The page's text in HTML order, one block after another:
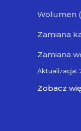
Wolumen
Zamiana
Zamiana
Aktualizacja:
Zobacz